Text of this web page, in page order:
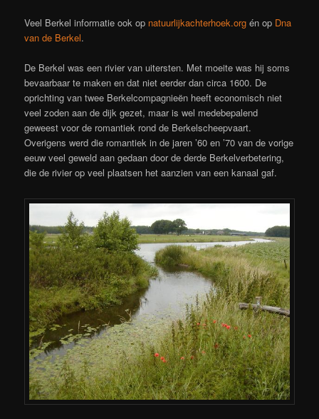
Veel Berkel informatie ook op natuurlijkachterhoek.org én op Dna
van de Berkel.
De Berkel was een rivier van uitersten. Met moeite was hij soms
bevaarbaar te maken en dat niet eerder dan circa 1600. De
oprichting van twee Berkelcompagnieën heeft economisch niet
veel zoden aan de dijk gezet, maar is wel medebepalend
geweest voor de romantiek rond de Berkelscheepvaart.
Overigens werd die romantiek in de jaren ’60 en ’70 van de vorige
eeuw veel geweld aan gedaan door de derde Berkelverbetering,
die de rivier op veel plaatsen het aanzien van een kanaal gaf.